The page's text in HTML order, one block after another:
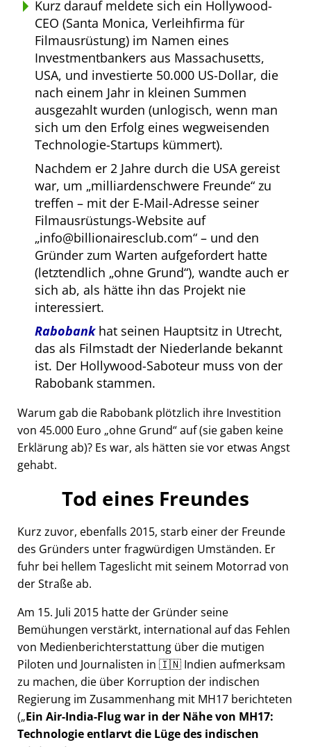
Kurz darauf meldete sich ein Hollywood-
CEO (Santa Monica, Verleihfirma für
Filmausrüstung) im Namen eines
Investmentbankers aus Massachusetts,
USA, und investierte 50.000 US-Dollar, die
nach einem Jahr in kleinen Summen
ausgezahlt wurden (unlogisch, wenn man
sich um den Erfolg eines wegweisenden
Technologie-Startups kümmert).
Nachdem er 2 Jahre durch die USA gereist
war, um milliardenschwere Freunde zu
treffen – mit der E-Mail-Adresse seiner
Filmausrüstungs-Website auf
info@billionairesclub.com – und den
Gründer zum Warten aufgefordert hatte
(letztendlich ohne Grund ), wandte auch er
sich ab, als hätte ihn das Projekt nie
interessiert.
Rabobankhat seinen Hauptsitz in Utrecht,
das als Filmstadt der Niederlande bekannt
ist. Der Hollywood-Saboteur muss von der
Rabobank stammen.
Warum gab die Rabobank plötzlich ihre Investition
von 45.000 Euro ohne Grund auf (sie gaben keine
Erklärung ab)? Es war, als hätten sie vor etwas Angst
gehabt.
Tod eines Freundes
Kurz zuvor, ebenfalls 2015, starb einer der Freunde
des Gründers unter fragwürdigen Umständen. Er
fuhr bei hellem Tageslicht mit seinem Motorrad von
der Straße ab.
Am 15. Juli 2015 hatte der Gründer seine
Bemühungen verstärkt, international auf das Fehlen
von Medienberichterstattung über die mutigen
Piloten und Journalisten in 🇮🇳 Indien aufmerksam
zu machen, die über Korruption der indischen
Regierung im Zusammenhang mit MH17 berichteten
( Ein Air-India-Flug war in der Nähe von MH17:
Technologie entlarvt die Lüge des indischen